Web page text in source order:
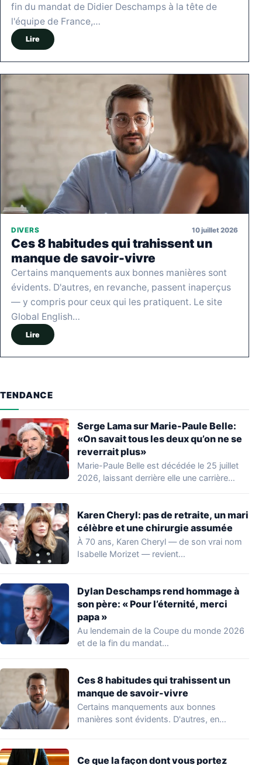
fin du mandat de Didier Deschamps à la tête de
l'équipe de France,…
Lire
DIVERS 10 juillet 2026
Ces 8 habitudes qui trahissent un
manque de savoir-vivre
Certains manquements aux bonnes manières sont
évidents. D'autres, en revanche, passent inaperçus
— y compris pour ceux qui les pratiquent. Le site
Global English…
Lire
TENDANCE
Serge Lama sur Marie-Paule Belle:
«On savait tous les deux qu’on ne se
reverrait plus»
Marie-Paule Belle est décédée le 25 juillet
2026, laissant derrière elle une carrière
Karen Cheryl: pas de retraite, un mari
célèbre et une chirurgie assumée
À 70 ans, Karen Cheryl — de son vrai nom
Isabelle Morizet — revient…
Dylan Deschamps rend hommage à
son père: « Pour l’éternité, merci
papa »
Au lendemain de la Coupe du monde 2026
et de la fin du mandat…
Ces 8 habitudes qui trahissent un
manque de savoir-vivre
Certains manquements aux bonnes
manières sont évidents. D'autres, en
Ce que la façon dont vous portez